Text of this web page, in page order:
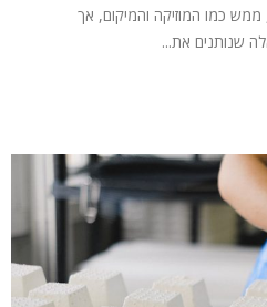
כמו המוזיקה והמיקום, אך
שנותנים את...